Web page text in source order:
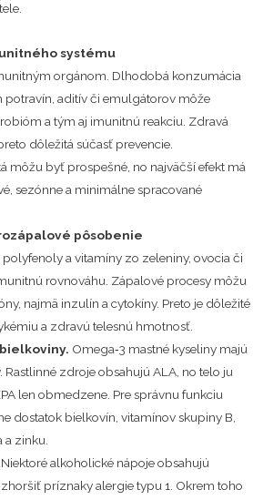
systému
orgánom. Dlhodobá konzumácia
potravín, aditív či emulgátorov môže
a tým aj imunitnú reakciu. Zdravá
dôležitá súčasť prevencie.
môžu byť prospešné, no najväčší efekt má
sezónne a minimálne spracované
pôsobenie
a vitamíny zo zeleniny, ovocia či
rovnováhu. Zápalové procesy môžu
najmä inzulín a cytokíny. Preto je dôležité
a zdravú telesnú hmotnosť.
Omega‑3 mastné kyseliny majú
zdroje obsahujú ALA, no telo ju
len obmedzene. Pre správnu funkciu
dostatok bielkovín, vitamínov skupiny B,
a zinku.
Niektoré alkoholické nápoje obsahujú
príznaky alergie typu 1. Okrem toho